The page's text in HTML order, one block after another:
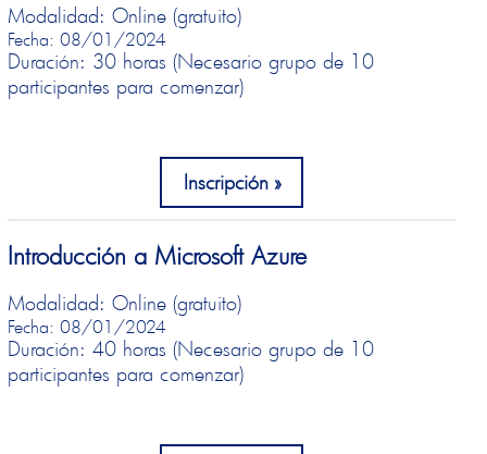
Modalidad: Online (gratuito)
Fecha: 08/01/2024
Duración: 30 horas (Necesario grupo de 10
participantes para comenzar)
Inscripción
Introducción a Microsoft Azure
Modalidad: Online (gratuito)
Fecha: 08/01/2024
Duración: 40 horas (Necesario grupo de 10
participantes para comenzar)